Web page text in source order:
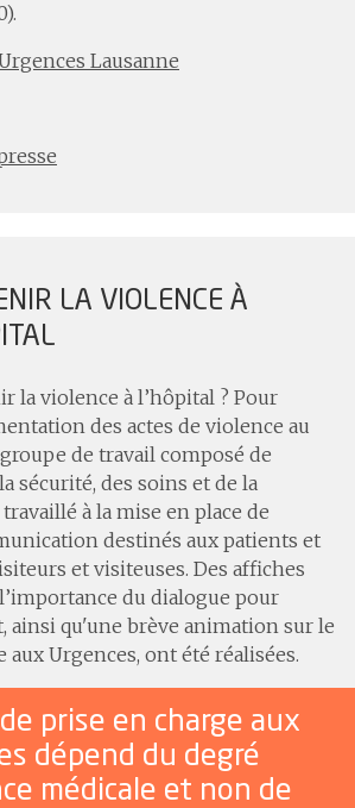
Lausanne
LA VIOLENCE À
la violence à l’hôpital ? Pour
des actes de violence au
de travail composé de
sécurité, des soins et de la
à la mise en place de
destinés aux patients et
et visiteuses. Des affiches
du dialogue pour
ainsi qu'une brève animation sur le
aux Urgences, ont été réalisées.
de prise en charge aux
dépend du degré
médicale et non de